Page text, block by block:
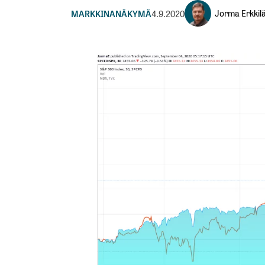
MARKKINANÄKYMÄ4.9.2020 Jorma